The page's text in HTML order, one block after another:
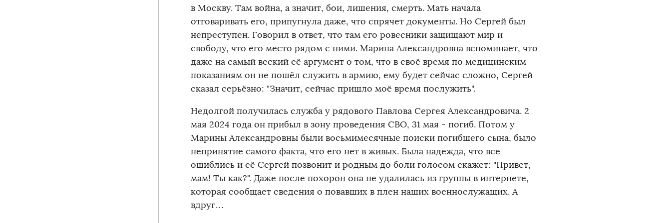
в Москву. Там война, а значит, бои, лишения, смерть. Мать начала
отговаривать его, припугнула даже, что спрячет документы. Но Сергей был
непреступен. Говорил в ответ, что там его ровесники защищают мир и
свободу, что его место рядом с ними. Марина Александровна вспоминает, что
даже на самый веский её аргумент о том, что в своё время по медицинским
показаниям он не пошёл служить в армию, ему будет сейчас сложно, Сергей
сказал серьёзно: "Значит, сейчас пришло моё время послужить".
Недолгой получилась служба у рядового Павлова Сергея Александровича. 2
мая 2024 года он прибыл в зону проведения СВО, 31 мая - погиб. Потом у
Марины Александровны были восьмимесячные поиски погибшего сына, было
непринятие самого факта, что его нет в живых. Была надежда, что все
ошиблись и её Сергей позвонит и родным до боли голосом скажет: "Привет,
мам! Ты как?". Даже после похорон она не удалилась из группы в интернете,
которая сообщает сведения о повавших в плен наших военнослужащих. А
вдруг…